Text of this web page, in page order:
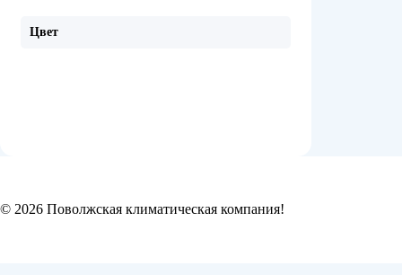
Цвет
© 2026 Поволжская климатическая компания!